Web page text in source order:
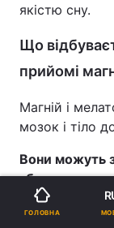
якістю сну.
Що
прийомі
Магній і
мозок і тіло
Вони можуть
збудження та
ГОЛОВНА